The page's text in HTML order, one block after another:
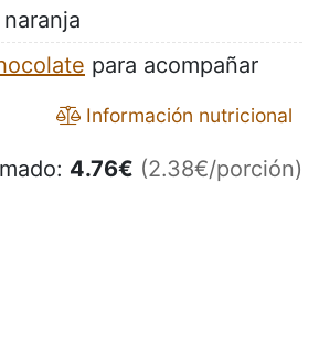
para acompañar
Información nutricional
4.76€ (2.38€/porción)